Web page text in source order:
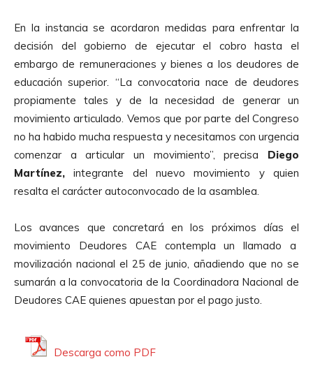
u
c
t
o
r
d
e
A
u
d
o
En la instancia se acordaron medidas para enfrentar la
decisión del gobierno de ejecutar el cobro hasta el
embargo de remuneraciones y bienes a los deudores de
educación superior. “La convocatoria nace de deudores
propiamente tales y de la necesidad de generar un
movimiento articulado. Vemos que por parte del Congreso
no ha habido mucha respuesta y necesitamos con urgencia
comenzar a articular un movimiento”, precisa Diego
Martínez, integrante del nuevo movimiento y quien
resalta el carácter autoconvocado de la asamblea.
Los avances que concretará en los próximos días el
movimiento Deudores CAE contempla un llamado a
movilización nacional el 25 de junio, añadiendo que no se
sumarán a la convocatoria de la Coordinadora Nacional de
Deudores CAE quienes apuestan por el pago justo.
Descarga como PDF